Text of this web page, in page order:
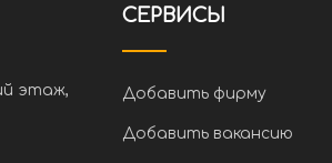
этаж,
СЕРВИСЫ
Добавить фирму
Добавить вакансию